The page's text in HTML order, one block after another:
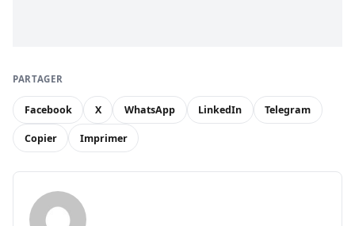
PARTAGER
Facebook X WhatsApp LinkedIn Telegram
Copier Imprimer